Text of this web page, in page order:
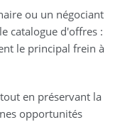
ou un négociant
catalogue d'offres :
le principal frein à
en préservant la
opportunités